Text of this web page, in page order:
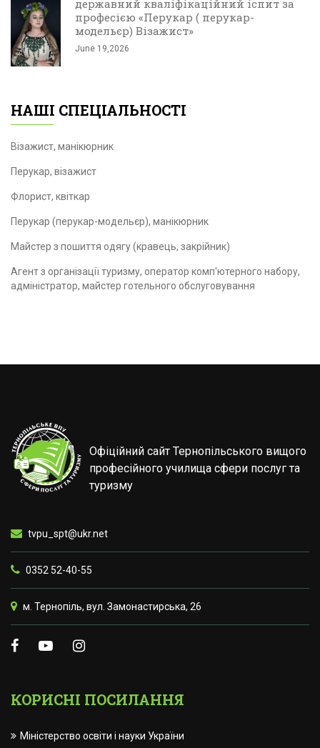
державний кваліфікаційний іспит за
професією «Перукар ( перукар-
модельєр) Візажист»
June 19,2026
НАШІ СПЕЦІАЛЬНОСТІ
Візажист, манікюрник
Перукар, візажист
Флорист, квіткар
Перукар (перукар-модельєр), манікюрник
Майстер з пошиття одягу (кравець, закрійник)
Агент з організації туризму, оператор комп'ютерного набору,
адміністратор, майстер готельного обслуговування
Офіційний сайт Тернопільського вищого
професійного училища сфери послуг та
туризму
tvpu_spt@ukr.net
0352 52-40-55
м. Тернопіль, вул. Замонастирська, 26
КОРИСНІ ПОСИЛАННЯ
Міністерство освіти і науки України